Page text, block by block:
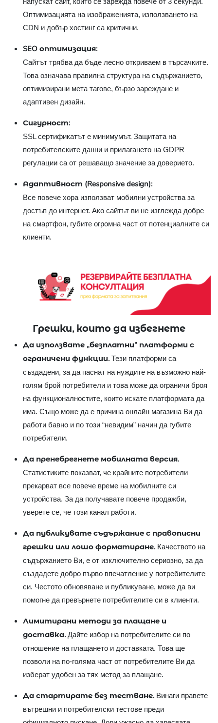
Оптимизацията на изображенията, използването на
CDN и добър хостинг са критични.
SEO оптимизация:
Сайтът трябва да бъде лесно откриваем в търсачките.
Това означава правилна структура на съдържанието,
оптимизирани мета тагове, бързо зареждане и
адаптивен дизайн.
Сигурност:
SSL сертификатът е минимумът. Защитата на
потребителските данни и прилагането на GDPR
регулации са от решаващо значение за доверието.
Адаптивност (Responsive design):
Все повече хора използват мобилни устройства за
достъп до интернет. Ако сайтът ви не изглежда добре
на смартфон, губите огромна част от потенциалните си
клиенти.
Грешки, които да избегнете
Да използвате „безплатни“ платформи с
ограничени функции. Тези платформи са
създадени, за да паснат на нуждите на възможно най-
голям брой потребители и това може да ограничи броя
на функционалностите, които искате платформата да
има. Също може да е причина онлайн магазина Ви да
работи бавно и по този “невидим” начин да губите
потребители.
Да пренебрегнете мобилната версия.
Статистиките показват, че крайните потребители
прекарват все повече време на мобилните си
устройства. За да получавате повече продажби,
уверете се, че този канал работи.
Да публикувате съдържание с правописни
грешки или лошо форматиране. Качеството на
съдържанието Ви, е от изключително сериозно, за да
създадете добро първо впечатление у потребителите
си. Честото обновяване и публикуване, може да ви
помогне да превърнете потребителите си в клиенти.
Лимитирани методи за плащане и
доставка. Дайте избор на потребителите си по
отношение на плащането и доставката. Това ще
позволи на по-голяма част от потребителите Ви да
изберат удобен за тях метод за плащане.
Да стартирате без тестване. Винаги правете
вътрешни и потребителски тестове преди